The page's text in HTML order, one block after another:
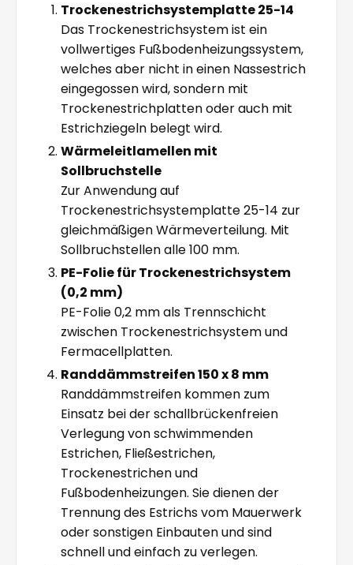
Trockenestrichsystemplatte 25-14
Das Trockenestrichsystem ist ein
vollwertiges Fußbodenheizungssystem,
welches aber nicht in einen Nassestrich
eingegossen wird, sondern mit
Trockenestrichplatten oder auch mit
Estrichziegeln belegt wird.
Wärmeleitlamellen mit
Sollbruchstelle
Zur Anwendung auf
Trockenestrichsystemplatte 25-14 zur
gleichmäßigen Wärmeverteilung. Mit
Sollbruchstellen alle 100 mm.
PE-Folie für Trockenestrichsystem
(0,2 mm)
PE-Folie 0,2 mm als Trennschicht
zwischen Trockenestrichsystem und
Fermacellplatten.
Randdämmstreifen 150 x 8 mm
Randdämmstreifen kommen zum
Einsatz bei der schallbrückenfreien
Verlegung von schwimmenden
Estrichen, Fließestrichen,
Trockenestrichen und
Fußbodenheizungen. Sie dienen der
Trennung des Estrichs vom Mauerwerk
oder sonstigen Einbauten und sind
schnell und einfach zu verlegen.